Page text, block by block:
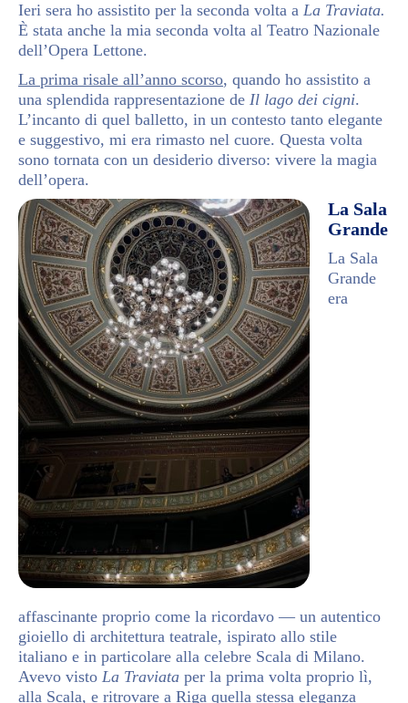
Ieri sera ho assistito per la seconda volta a La Traviata.
È stata anche la mia seconda volta al Teatro Nazionale
dell’Opera Lettone.
La prima risale all’anno scorso, quando ho assistito a
una splendida rappresentazione de Il lago dei cigni.
L’incanto di quel balletto, in un contesto tanto elegante
e suggestivo, mi era rimasto nel cuore. Questa volta
sono tornata con un desiderio diverso: vivere la magia
dell’opera.
La Sala
Grande
La Sala
Grande
era
affascinante proprio come la ricordavo — un autentico
gioiello di architettura teatrale, ispirato allo stile
italiano e in particolare alla celebre Scala di Milano.
Avevo visto La Traviata per la prima volta proprio lì,
alla Scala, e ritrovare a Riga quella stessa eleganza